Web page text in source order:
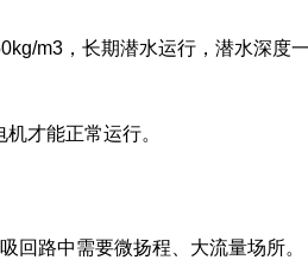
m3，长期潜水运行，潜水深度
才能正常运行。
路中需要微扬程、大流量场所。